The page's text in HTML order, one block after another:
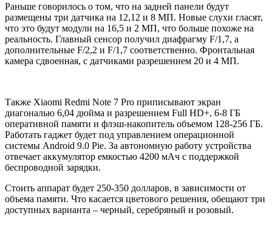
Раньше говорилось о том, что на задней панели будут
размещены три датчика на 12,12 и 8 МП. Новые слухи гласят,
что это будут модули на 16,5 и 2 МП, что больше похоже на
реальность. Главный сенсор получил диафрагму F/1,7, а
дополнительные F/2,2 и F/1,7 соответственно. Фронтальная
камера сдвоенная, с датчиками разрешением 20 и 4 МП.
Также Xiaomi Redmi Note 7 Pro приписывают экран
диагональю 6,04 дюйма и разрешением Full HD+, 6-8 ГБ
оперативной памяти и флэш-накопитель объемом 128-256 ГБ.
Работать гаджет будет под управлением операционной
системы Android 9.0 Pie. За автономную работу устройства
отвечает аккумулятор емкостью 4200 мАч с поддержкой
беспроводной зарядки.
Стоить аппарат будет 250-350 долларов, в зависимости от
объема памяти. Что касается цветового решения, обещают три
доступных варианта – черный, серебряный и розовый.